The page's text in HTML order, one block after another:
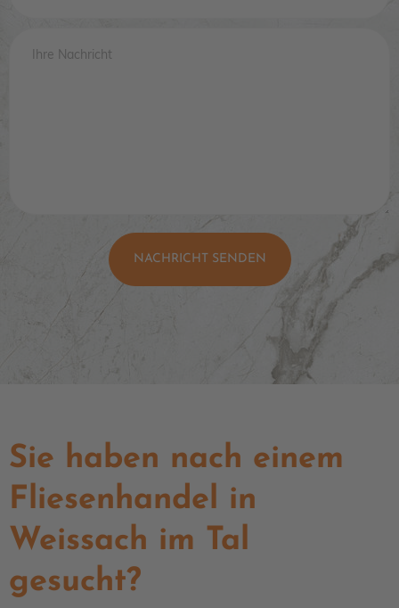
NACHRICHT SENDEN
Sie haben nach einem
Fliesenhandel in
Weissach im Tal
gesucht?